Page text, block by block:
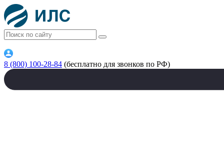
8 (800) 100-28-84 (бесплатно для звонков по РФ)